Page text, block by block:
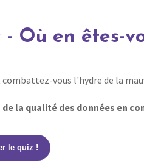
Où en êtes-
vous l'hydre de la
la qualité des données en
le quiz !